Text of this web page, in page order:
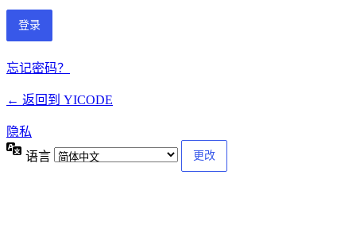
忘记密码？
← 返回到 YICODE
隐私
语言